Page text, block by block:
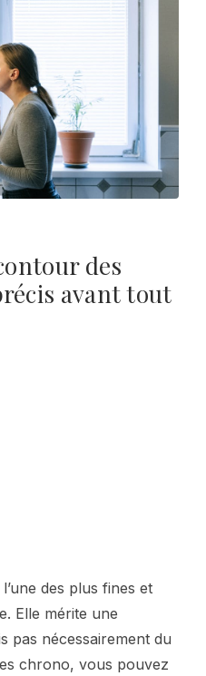
des
avant tout
des plus fines et
Elle mérite une
pas nécessairement du
chrono, vous pouvez